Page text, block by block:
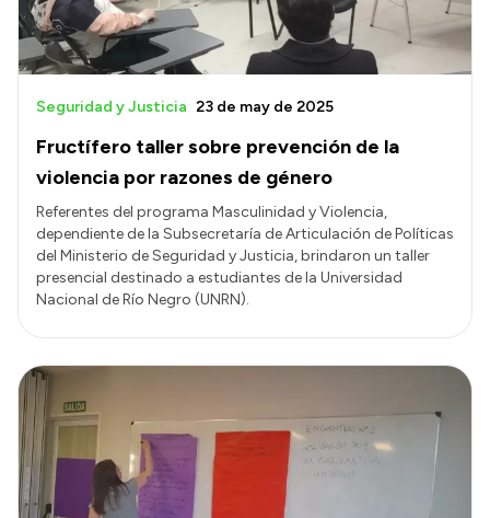
Fructífero taller sobre prevención de la
violencia por razones de género
Seguridad y Justicia 23 de may de 2025
Referentes del programa Masculinidad y Violencia,
dependiente de la Subsecretaría de Articulación de Políticas
del Ministerio de Seguridad y Justicia, brindaron un taller
presencial destinado a estudiantes de la Universidad
Nacional de Río Negro (UNRN).